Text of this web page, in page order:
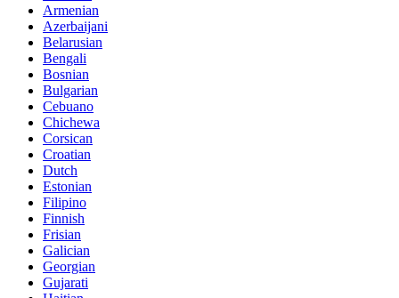
Armenian
Azerbaijani
Belarusian
Bengali
Bosnian
Bulgarian
Cebuano
Chichewa
Corsican
Croatian
Dutch
Estonian
Filipino
Finnish
Frisian
Galician
Georgian
Gujarati